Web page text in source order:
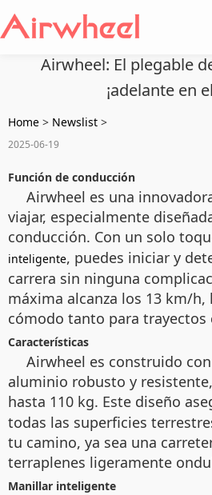
Airwheel: El plegable
¡adelante en
Home > Newslist >
2025-06-19
Función de conducción
Airwheel es una
viajar, especialmente
conducción. Con un solo
inteligente, puedes iniciar y
carrera sin ninguna
máxima alcanza los 13 km/h,
cómodo tanto para
Características
Airwheel es construido
aluminio robusto y
hasta 110 kg. Este diseño
todas las superficies
tu camino, ya sea una
terraplenes ligeramente
Manillar inteligente